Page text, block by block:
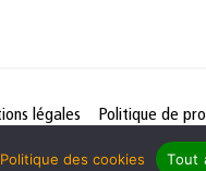
légales Politique de
Politique des cookies Tout